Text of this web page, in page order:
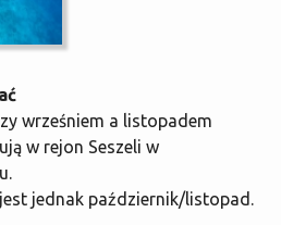
wrześniem a listopadem
w rejon Seszeli w
jednak październik/listopad.